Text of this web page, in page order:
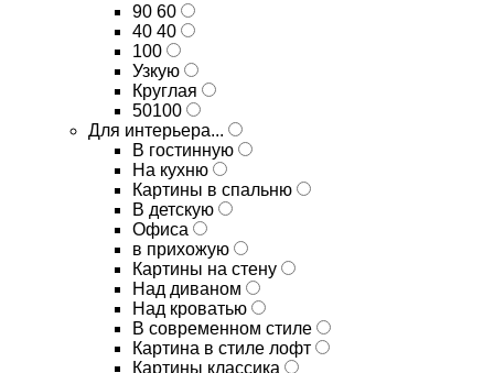
90 60
40 40
100
Узкую
Круглая
50100
Для интерьера...
В гостинную
На кухню
Картины в спальню
В детскую
Офиса
в прихожую
Картины на стену
Над диваном
Над кроватью
В современном стиле
Картина в стиле лофт
Картины классика